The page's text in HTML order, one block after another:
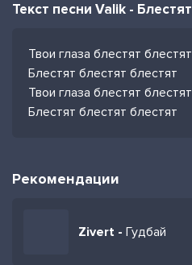
Текст песни Valik - Блестят
Твои глаза блестят блестят
Блестят блестят блестят
Твои глаза блестят блестят
Блестят блестят блестят
Рекомендации
Zivert - Гудбай